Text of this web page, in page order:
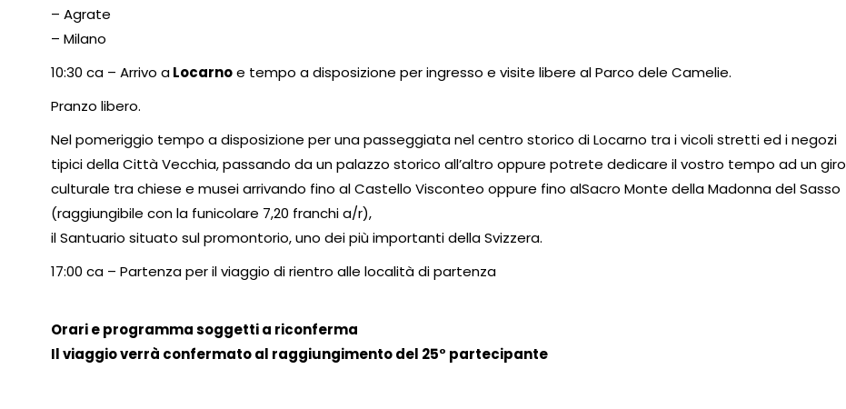
– Agrate
– Milano
10:30 ca – Arrivo aLocarnoe tempo a disposizione per ingresso e visite libere al Parco dele Camelie.
Pranzo libero.
Nel pomeriggio tempo a disposizione per una passeggiata nel centro storico di Locarno tra i vicoli stretti ed i negozi
tipici della Città Vecchia, passando da un palazzo storico all’altro oppure potrete dedicare il vostro tempo ad un giro
culturale tra chiese e musei arrivando fino al Castello Visconteo oppure fino alSacro Monte della Madonna del Sasso
(raggiungibile con la funicolare 7,20 franchi a/r),
il Santuario situato sul promontorio, uno dei più importanti della Svizzera.
17:00 ca – Partenza per il viaggio di rientro alle località di partenza
Orari e programma soggetti a riconferma
Il viaggio verrà confermato al raggiungimento del 25° partecipante